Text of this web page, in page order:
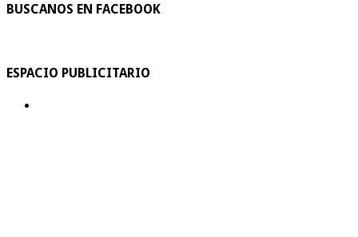
BUSCANOS EN FACEBOOK
ESPACIO PUBLICITARIO